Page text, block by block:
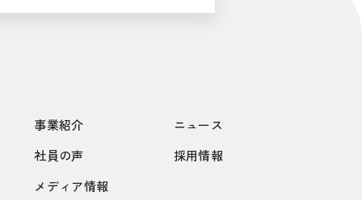
事業紹介
社員の声
メディア情報
ニュース
採用情報